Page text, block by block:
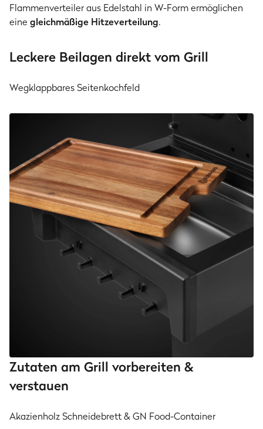
Flammenverteiler aus Edelstahl in W-Form ermöglichen
eine gleichmäßige Hitzeverteilung.
Leckere Beilagen direkt vom Grill
Wegklappbares Seitenkochfeld
Zutaten am Grill vorbereiten &
verstauen
Akazienholz Schneidebrett & GN Food-Container